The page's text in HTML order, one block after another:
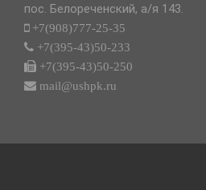
пос. Белореченский, а/я 143.
+7(908)777-25-35
+7(395-43)50-233
+7(395-43)50-250
mail@ushpk.ru